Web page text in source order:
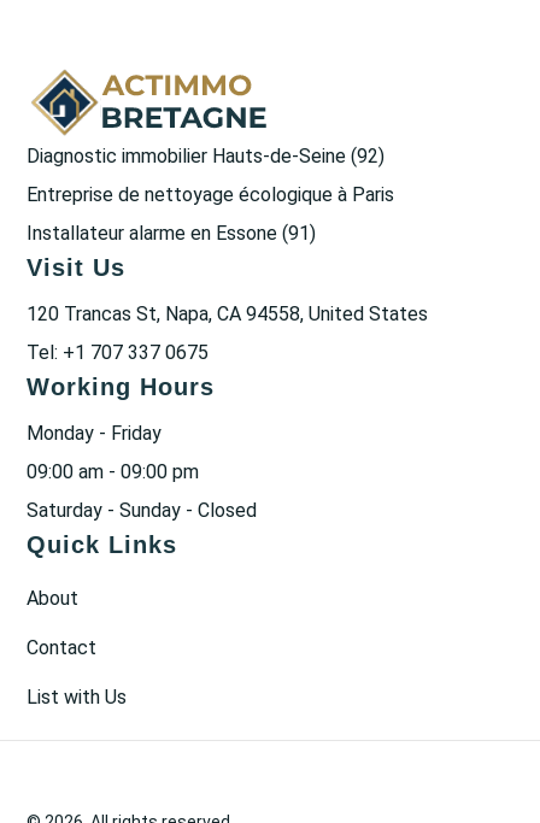
Diagnostic immobilier Hauts-de-Seine (92)
Entreprise de nettoyage écologique à Paris
Installateur alarme en Essone (91)
Visit Us
120 Trancas St, Napa, CA 94558, United States
Tel: +1 707 337 0675
Working Hours
Monday - Friday
09:00 am - 09:00 pm
Saturday - Sunday - Closed
Quick Links
About
Contact
List with Us